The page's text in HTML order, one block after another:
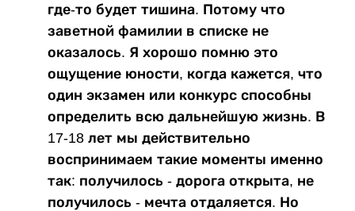
где-то будет тишина. Потому что
заветной фамилии в списке не
оказалось. Я хорошо помню это
ощущение юности, когда кажется, что
один экзамен или конкурс способны
определить всю дальнейшую жизнь. В
17-18 лет мы действительно
воспринимаем такие моменты именно
так: получилось - дорога открыта, не
получилось - мечта отдаляется. Но